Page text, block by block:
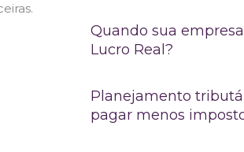
Quando sua
Lucro Real?
Planejamento
pagar menos